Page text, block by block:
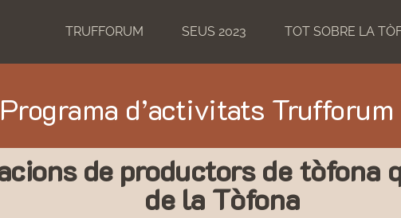
TRUFFORUM SEUS 2023 TOT SOBRE LA
Programa d’activitats Trufforum
de productors de tòfona
de la Tòfona